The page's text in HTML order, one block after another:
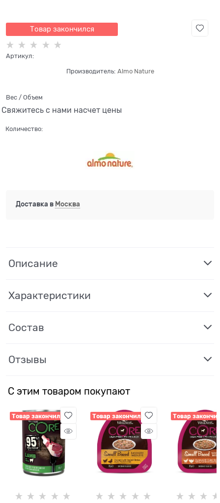
Товар закончился
Артикул:
Производитель: Almo Nature
Вес / Объем
Свяжитесь с нами насчет цены
Количество:
Доставка в Москва
Описание
Характеристики
Состав
Отзывы
С этим товаром покупают
Товар закончился Товар закончился Товар